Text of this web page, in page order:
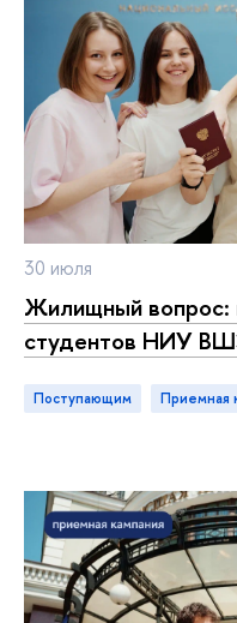
30 июля
Жилищный вопрос:
студентов НИУ
Поступающим